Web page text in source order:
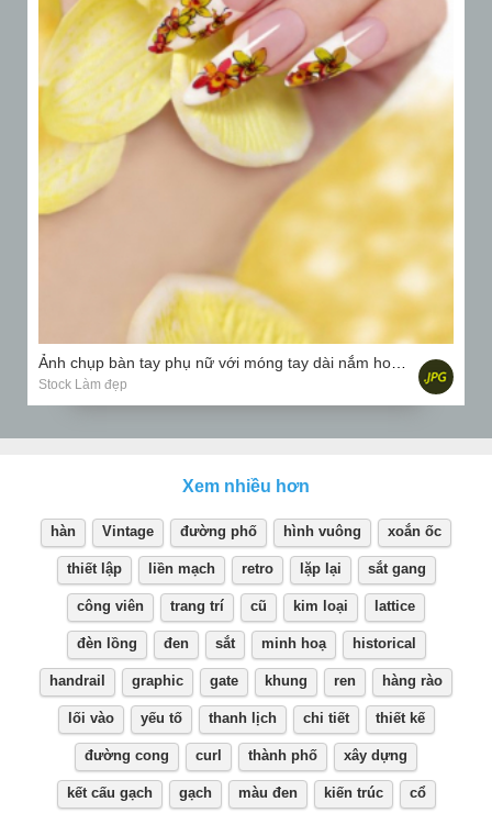
Stock Làm đẹp
Xem nhiều hơn
hàn Vintage đường phố hình vuông xoắn ốc
thiết lập liền mạch retro lặp lại sắt gang
công viên trang trí cũ kim loại lattice
đèn lồng đen sắt minh hoạ historical
handrail graphic gate khung ren hàng rào
lối vào yếu tố thanh lịch chi tiết thiết kế
đường cong curl thành phố xây dựng
kết cấu gạch gạch màu đen kiến ​​trúc cổ